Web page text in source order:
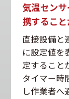
気温セン
携すること
直接設備と
に設定値を
定すること
タイマー時
し作業者へ